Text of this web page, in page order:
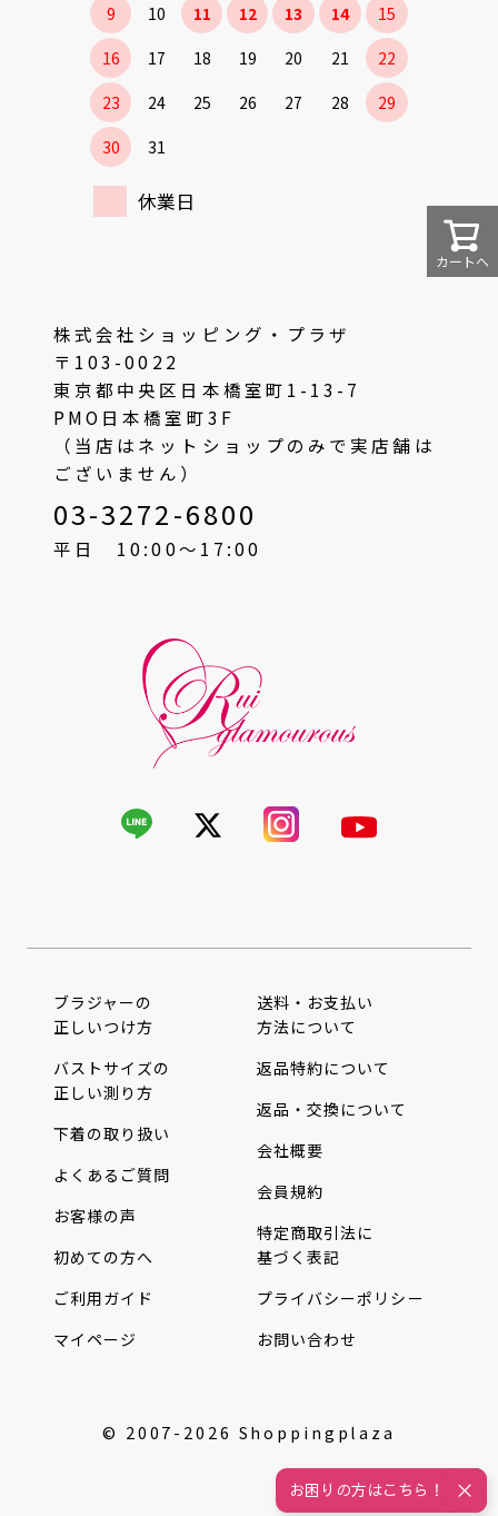
カートへ
9
10 11 12 13 14
15
16
17 18 19 20 21
22
23
24 25 26 27 28
29
30
31
休業日
株式会社ショッピング・プラザ
〒103-0022
東京都中央区日本橋室町1-13-7
PMO日本橋室町3F
（当店はネットショップのみで実店舗は
ございません）
03-3272-6800
平日 10:00〜17:00
ブラジャーの
正しいつけ方
バストサイズの
正しい測り方
下着の取り扱い
よくあるご質問
お客様の声
初めての方へ
ご利用ガイド
マイページ
送料・お支払い
方法について
返品特約について
返品・交換について
会社概要
会員規約
特定商取引法に
基づく表記
プライバシーポリシー
お問い合わせ
© 2007-2026 Shoppingplaza
お困りの方はこちら！